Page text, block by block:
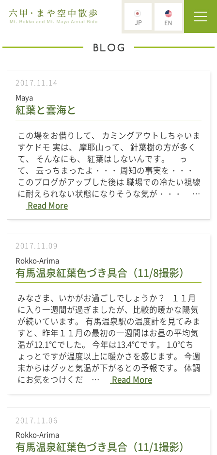
2017.11.14
Maya
紅葉と雲海と
この場をお借りして、 カミングアウトしちゃいま
すケドモ 実は、 摩耶山って、 針葉樹の方が多く
て、 そんなにも、 紅葉はしないんです。 っ
て、 云っちまったよ・・・ 周知の事実を・・・
このブログがアップした後は 職場での冷たい視線
に耐えられない状態になりそうな気が・・・ …
Read More
2017.11.09
Rokko-Arima
有馬温泉紅葉色づき具合（11/8撮影）
みなさま、いかがお過ごしでしょうか？ １１月
に入り一週間が過ぎましたが、比較的暖かな陽気
が続いています。 有馬温泉駅の温度計を見てみま
すと、昨年１１月の最初の一週間はお昼の平均気
温が12.1℃でした。 今年は13.4℃です。 1.0℃ち
ょっとですが温度以上に暖かさを感じます。 今週
末からはグッと気温が下がるとの予報です。 体調
にお気をつけくだ …
Read More
2017.11.06
Rokko-Arima
有馬温泉紅葉色づき具合（11/1撮影）